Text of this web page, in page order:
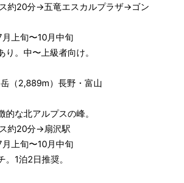
約20分→五竜エスカルプラザ→ゴン
上旬〜10月中旬
り。中〜上級者向け。
2,889m）長野・富山
な北アルプスの峰。
約20分→扇沢駅
上旬〜10月中旬
1泊2日推奨。